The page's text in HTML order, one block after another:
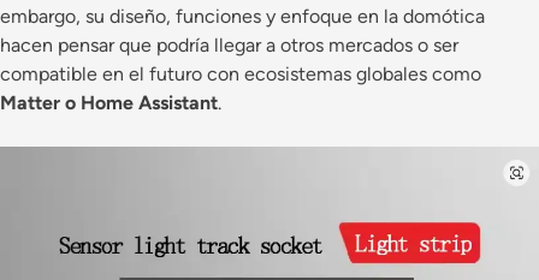
embargo, su diseño, funciones y enfoque en la domótica
hacen pensar que podría llegar a otros mercados o ser
compatible en el futuro con ecosistemas globales como
Matter o Home Assistant.